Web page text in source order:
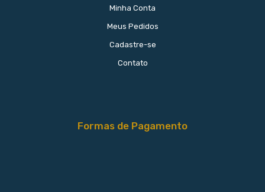
Minha Conta
Meus Pedidos
Cadastre-se
Contato
Formas de Pagamento